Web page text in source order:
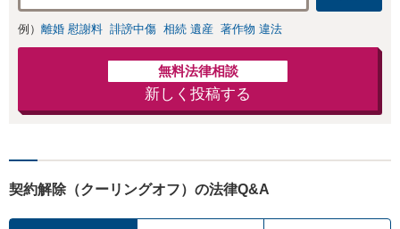
例） 離婚 慰謝料 誹謗中傷 相続 遺産 著作物 違法
無料法律相談
新しく投稿する
契約解除（クーリングオフ）の法律Q&A